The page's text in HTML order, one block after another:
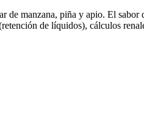
manzana, piña y apio. El
de líquidos), cálculos